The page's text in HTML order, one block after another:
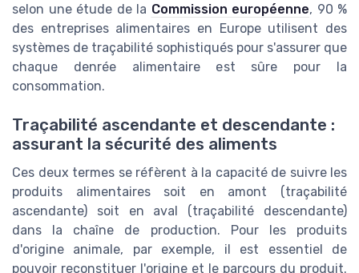
selon une étude de la Commission européenne, 90 %
des entreprises alimentaires en Europe utilisent des
systèmes de traçabilité sophistiqués pour s'assurer que
chaque denrée alimentaire est sûre pour la
consommation.
Traçabilité ascendante et descendante :
assurant la sécurité des aliments
Ces deux termes se réfèrent à la capacité de suivre les
produits alimentaires soit en amont (traçabilité
ascendante) soit en aval (traçabilité descendante)
dans la chaîne de production. Pour les produits
d'origine animale, par exemple, il est essentiel de
pouvoir reconstituer l'origine et le parcours du produit.